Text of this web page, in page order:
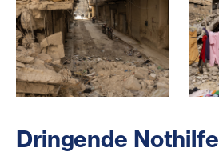
Dringende Nothilfe